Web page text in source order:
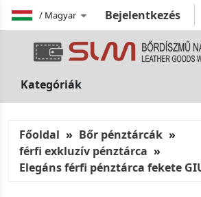
/ Magyar Bejelentkezés
Kategóriák
Főoldal
Bőr pénztárcák
férfi exkluzív pénztárca
Elegáns férfi pénztárca fekete